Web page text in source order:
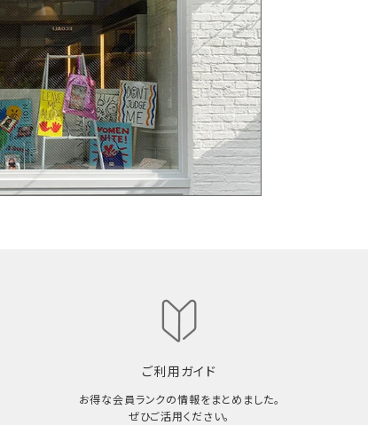
ご利用ガイド
お得な会員ランクの情報をまとめました。
ぜひご活用ください。